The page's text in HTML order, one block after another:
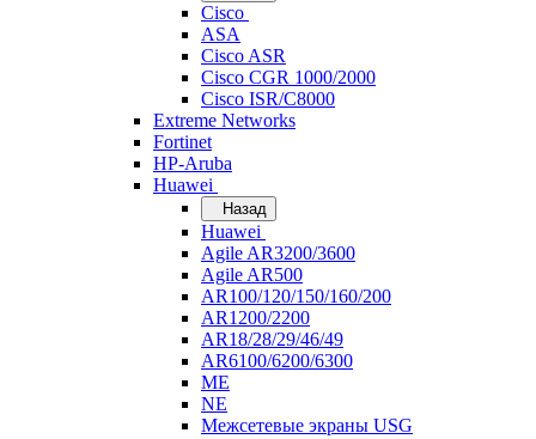
Cisco
ASA
Cisco ASR
Cisco CGR 1000/2000
Cisco ISR/С8000
Extreme Networks
Fortinet
HP-Aruba
Huawei
Назад
Huawei
Agile AR3200/3600
Agile AR500
AR100/120/150/160/200
AR1200/2200
AR18/28/29/46/49
AR6100/6200/6300
ME
NE
Межсетевые экраны USG